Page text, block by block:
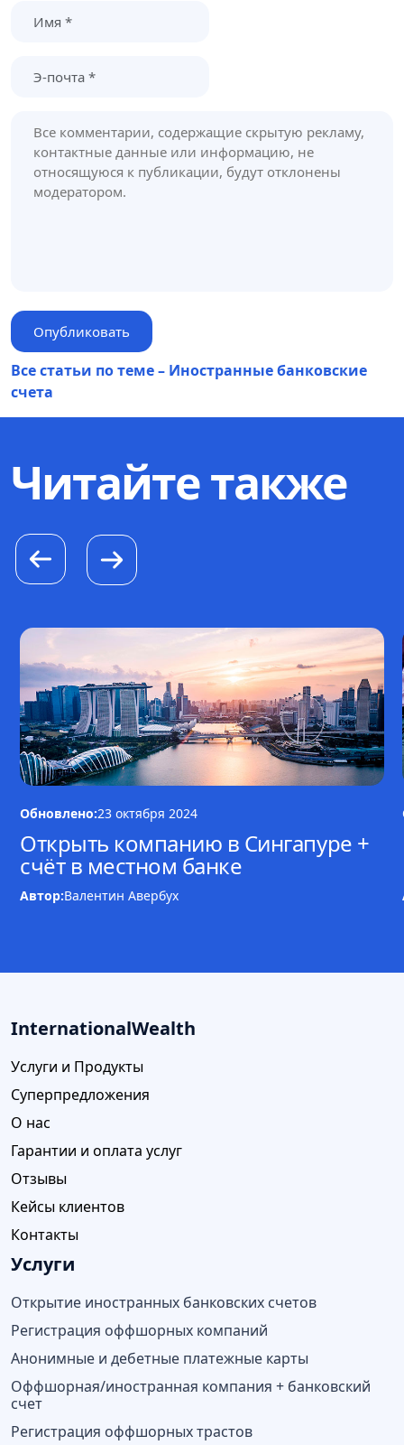
Все статьи по теме – Иностранные банковские
счета
Читайте также
Обновлено:23 октября 2024
Открыть компанию в Сингапуре +
счёт в местном банке
Автор:Валентин Авербух
InternationalWealth
Услуги и Продукты
Суперпредложения
О нас
Гарантии и оплата услуг
Отзывы
Кейсы клиентов
Контакты
Услуги
Открытие иностранных банковских счетов
Регистрация оффшорных компаний
Анонимные и дебетные платежные карты
Оффшорная/иностранная компания + банковский
счет
Регистрация оффшорных трастов